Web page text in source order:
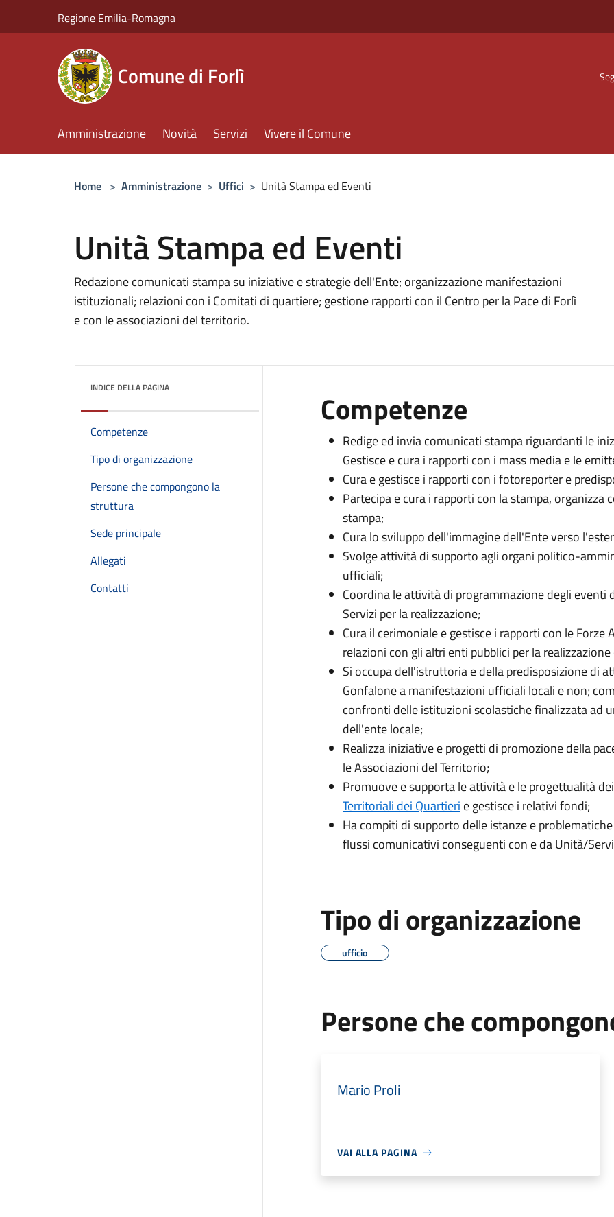
Regione Emilia-Romagna
Comune di Forlì
Amministrazione Novità Servizi Vivere il Comune
Home > Amministrazione > Uffici > Unità Stampa ed Eventi
Unità Stampa ed Eventi
Redazione comunicati stampa su iniziative e strategie dell'Ente; organizzazione manifestazioni
istituzionali; relazioni con i Comitati di quartiere; gestione rapporti con il Centro per la Pace di Forlì
e con le associazioni del territorio.
INDICE DELLA PAGINA
Competenze
Tipo di organizzazione
Persone che compongono la
struttura
Sede principale
Allegati
Contatti
Competenze
Redige ed invia comunicati stampa riguardanti le
Gestisce e cura i rapporti con i mass media e le
Cura e gestisce i rapporti con i fotoreporter e
Partecipa e cura i rapporti con la stampa, organizza
stampa;
Cura lo sviluppo dell'immagine dell'Ente verso
Svolge attività di supporto agli organi politico-
ufficiali;
Coordina le attività di programmazione degli eventi
Servizi per la realizzazione;
Cura il cerimoniale e gestisce i rapporti con le Forze
relazioni con gli altri enti pubblici per la
Si occupa dell'istruttoria e della predisposizione di
Gonfalone a manifestazioni ufficiali locali e non;
confronti delle istituzioni scolastiche finalizzata ad
dell'ente locale;
Realizza iniziative e progetti di promozione della
le Associazioni del Territorio;
Promuove e supporta le attività e le progettualità
Territoriali dei Quartieri e gestisce i relativi fondi;
Ha compiti di supporto delle istanze e
flussi comunicativi conseguenti con e da Unità/
Tipo di organizzazione
ufficio
Persone che
Mario Proli
VAI ALLA PAGINA